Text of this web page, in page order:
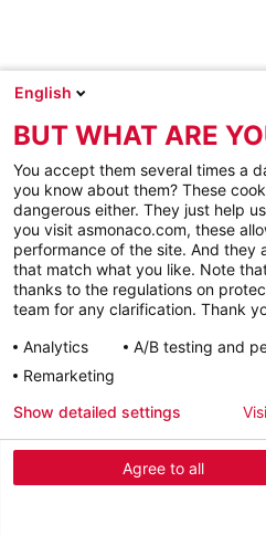
English
BUT WHAT ARE
You accept them several times a
you know about them? These
dangerous either. They just help
you visit asmonaco.com, these
performance of the site. And they
that match what you like. Note
thanks to the regulations on
team for any clarification. Thank
Analytics
A/B testing and
Remarketing
Agree to all
Show detailed settings